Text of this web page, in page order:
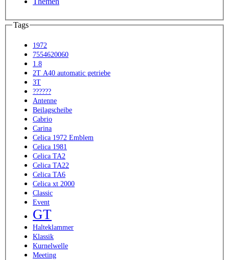
Tags
1972
7554620060
1.8
2T A40 automatic getriebe
3T
??????
Antenne
Beilagscheibe
Cabrio
Carina
Celica 1972 Emblem
Celica 1981
Celica TA2
Celica TA22
Celica TA6
Celica xt 2000
Classic
Event
GT
Halteklammer
Klassik
Kurnelwelle
Meeting